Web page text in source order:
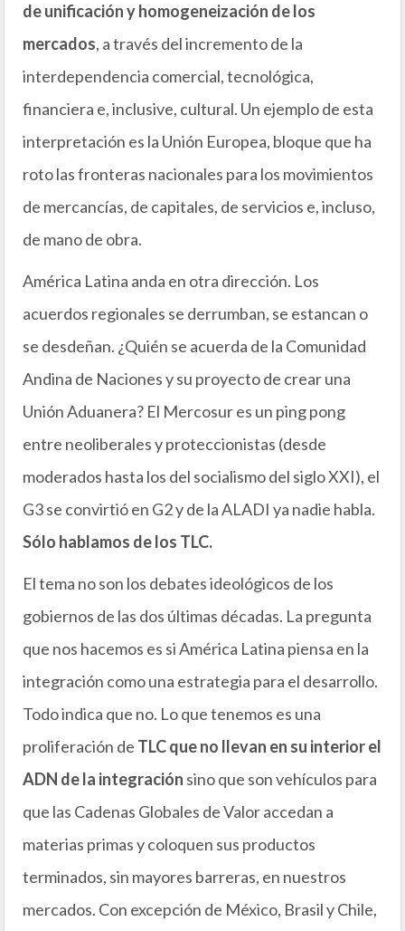
de unificación y homogeneización de los
mercados, a través del incremento de la
interdependencia comercial, tecnológica,
financiera e, inclusive, cultural. Un ejemplo de esta
interpretación es la Unión Europea, bloque que ha
roto las fronteras nacionales para los movimientos
de mercancías, de capitales, de servicios e, incluso,
de mano de obra.
América Latina anda en otra dirección. Los
acuerdos regionales se derrumban, se estancan o
se desdeñan. ¿Quién se acuerda de la Comunidad
Andina de Naciones y su proyecto de crear una
Unión Aduanera? El Mercosur es un ping pong
entre neoliberales y proteccionistas (desde
moderados hasta los del socialismo del siglo XXI), el
G3 se convirtió en G2 y de la ALADI ya nadie habla.
Sólo hablamos de los TLC.
El tema no son los debates ideológicos de los
gobiernos de las dos últimas décadas. La pregunta
que nos hacemos es si América Latina piensa en la
integración como una estrategia para el desarrollo.
Todo indica que no. Lo que tenemos es una
proliferación de TLC que no llevan en su interior el
ADN de la integración sino que son vehículos para
que las Cadenas Globales de Valor accedan a
materias primas y coloquen sus productos
terminados, sin mayores barreras, en nuestros
mercados. Con excepción de México, Brasil y Chile,